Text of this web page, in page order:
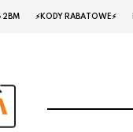
2BM ⚡KODY RABATOWE⚡